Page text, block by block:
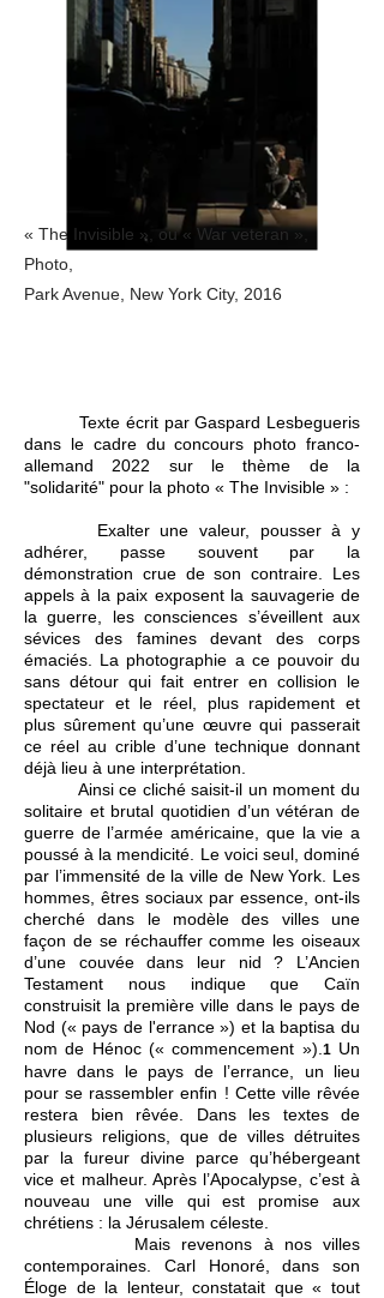
« The Invisible », ou « War veteran »,
Photo,
Park Avenue, New York City, 2016
Texte écrit par Gaspard Lesbegueris
dans le cadre du concours photo franco-
allemand 2022 sur le thème de la
"solidarité" pour la photo « The Invisible » :
Exalter une valeur, pousser à y
adhérer, passe souvent par la
démonstration crue de son contraire. Les
appels à la paix exposent la sauvagerie de
la guerre, les consciences s’éveillent aux
sévices des famines devant des corps
émaciés. La photographie a ce pouvoir du
sans détour qui fait entrer en collision le
spectateur et le réel, plus rapidement et
plus sûrement qu’une œuvre qui passerait
ce réel au crible d’une technique donnant
déjà lieu à une interprétation.
Ainsi ce cliché saisit-il un moment du
solitaire et brutal quotidien d’un vétéran de
guerre de l’armée américaine, que la vie a
poussé à la mendicité. Le voici seul, dominé
par l’immensité de la ville de New York. Les
hommes, êtres sociaux par essence, ont-ils
cherché dans le modèle des villes une
façon de se réchauffer comme les oiseaux
d’une couvée dans leur nid ? L’Ancien
Testament nous indique que Caïn
construisit la première ville dans le pays de
Nod (« pays de l'errance ») et la baptisa du
nom de Hénoc (« commencement »). 1 Un
havre dans le pays de l’errance, un lieu
pour se rassembler enfin ! Cette ville rêvée
restera bien rêvée. Dans les textes de
plusieurs religions, que de villes détruites
par la fureur divine parce qu’hébergeant
vice et malheur. Après l’Apocalypse, c’est à
nouveau une ville qui est promise aux
chrétiens : la Jérusalem céleste.
Mais revenons à nos villes
contemporaines. Carl Honoré, dans son
Éloge de la lenteur, constatait que « tout